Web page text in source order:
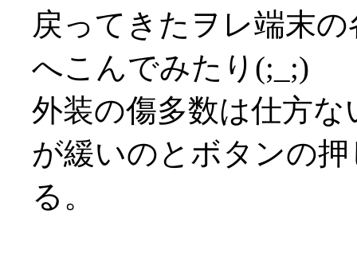
戻ってきたヲレ端末
へこんでみたり(;_;)
外装の傷多数は仕方
が緩いのとボタンの
る。